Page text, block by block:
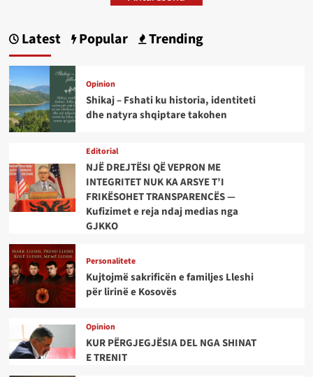
Latest Popular Trending
Opinion
Shikaj – Fshati ku historia, identiteti
dhe natyra shqiptare takohen
Editorial
NJË DREJTËSI QË VEPRON ME
INTEGRITET NUK KA ARSYE T’I
FRIKËSOHET TRANSPARENCËS —
Kufizimet e reja ndaj medias nga
GJKKO
Personalitete
Kujtojmë sakrificën e familjes Lleshi
për lirinë e Kosovës
Opinion
KUR PËRGJEGJËSIA DEL NGA SHINAT
E TRENIT